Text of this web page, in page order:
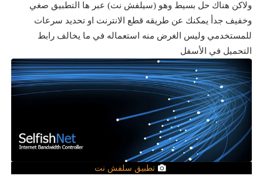
ولاكن هناك حل بسيط وهو (سيلفش نت) عبر ها التطبيق صغي
وخفيف جدأ يمكنك عن طريقه قطع الانترنت او تحديد سرعات
للمستخدمي وليس الغرض منه استعماله في ما يخالف رابط
التحميل في الأسفل
تطبيق سلفش نت